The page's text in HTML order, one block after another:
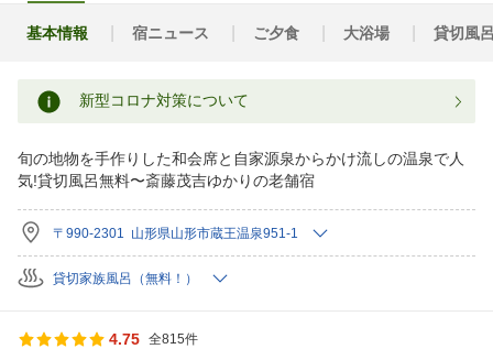
基本情報 宿ニュース ご夕食 大浴場 貸切風
新型コロナ対策について
旬の地物を手作りした和会席と自家源泉からかけ流しの温泉で人
気!貸切風呂無料〜斎藤茂吉ゆかりの老舗宿
〒990-2301 山形県山形市蔵王温泉951-1
貸切家族風呂（無料！）
4.75 全815件